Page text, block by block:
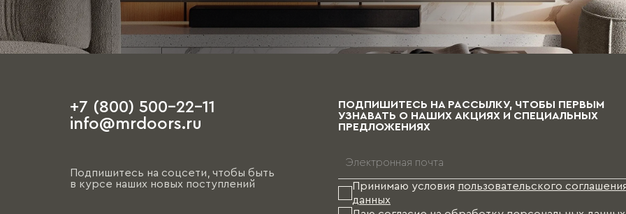
+7 (800) 500-22-11
info@mrdoors.ru
Подпишитесь на соцсети, чтобы быть
в курсе наших новых поступлений
ПОДПИШИТЕСЬ НА РАССЫЛКУ, ЧТОБЫ ПЕРВЫМ
УЗНАВАТЬ О НАШИХ АКЦИЯХ И СПЕЦИАЛЬНЫХ
ПРЕДЛОЖЕНИЯХ
Принимаю условия пользовательского
данных